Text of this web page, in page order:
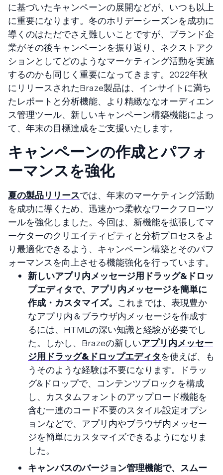
に基づいたキャンペーンの展開などが、いつも以上
に重要になります。冬のホリデーシーズンを成功に
導くのはただでさえ難しいことですが、ブランド企
業がその後キャンペーンを振り返り、ネクストアク
ションとしてどのようなマーケティング活動を実施
するのかも同じく重要になってきます。2022年秋
にリリースされたBraze製品は、インサイトに満ち
たレポートと分析機能、より精緻ななオーディエン
ス管理ツール、新しいキャンペーン構築機能によっ
て、年末の目標達成をご支援いたします。
キャンペーンの作成とパフォ
ーマンスを強化
夏の製品リリースでは、年末のマーケティング活動
を成功に導くため、迅速かつ柔軟なワークフローツ
ールを強化しました。今回は、新機能を拡張してマ
ーケターのクリエイティビティと分析プロセスをよ
り最適化できるよう、キャンペーン構築とそのパフ
ォーマンスを向上させる機能強化を行っています。
新しいアプリ内メッセージ用ドラッグ&ドロッ
プエディタで、アプリ内メッセージを簡単に
作成・カスタマイズ。 これまでは、表現豊か
なアプリ内＆ブラウザ内メッセージを作成す
るには、HTMLの深い知識と経験が必要でし
た。しかし、Brazeの新しいアプリ内メッセー
ジ用ドラッグ&ドロップエディタを使えば、も
うそのような経験は不要になります。ドラッ
グ&ドロップで、コンテンツブロックを構成
し、カスタムフォントのアップロード機能を
含む一連のコード不要のスタイル設定オプシ
ョンなどで、アプリ内やブラウザ内メッセー
ジを簡単にカスタマイズできるようになりま
した。
キャンバスのバージョン管理機能で、スムー